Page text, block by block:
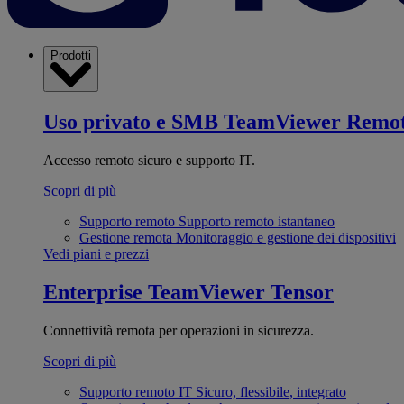
Prodotti
Uso privato e SMB TeamViewer
Accesso remoto sicuro e supporto IT.
Scopri di più
Supporto remoto Supporto remoto istantaneo
Gestione remota Monitoraggio e gestione dei dispositivi
Vedi piani e prezzi
Enterprise TeamViewer Tensor
Connettività remota per operazioni in sicurezza.
Scopri di più
Supporto remoto IT Sicuro, flessibile, integrato